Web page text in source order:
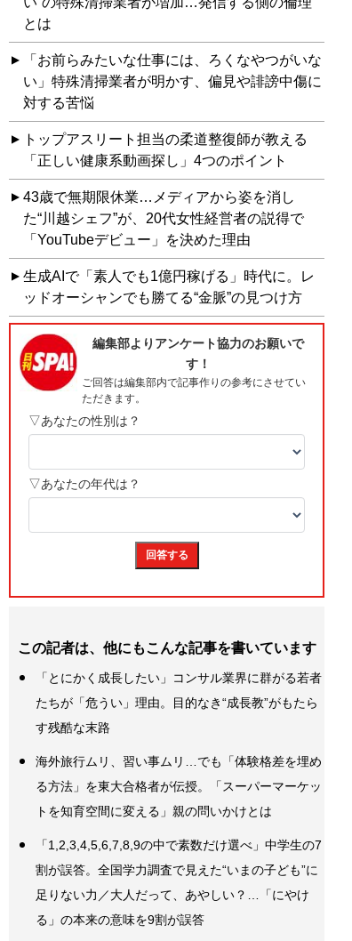
とは
「お前らみたいな仕事には、ろくなやつがいな
い」特殊清掃業者が明かす、偏見や誹謗中傷に
対する苦悩
トップアスリート担当の柔道整復師が教える
「正しい健康系動画探し」4つのポイント
43歳で無期限休業…メディアから姿を消し
た“川越シェフ”が、20代女性経営者の説得で
「YouTubeデビュー」を決めた理由
生成AIで「素人でも1億円稼げる」時代に。レ
ッドオーシャンでも勝てる“金脈”の見つけ方
この記者は、他にもこんな記事を書いています
「とにかく成長したい」コンサル業界に群がる若者
たちが「危うい」理由。目的なき“成長教”がもたら
す残酷な末路
海外旅行ムリ、習い事ムリ…でも「体験格差を埋め
る方法」を東大合格者が伝授。「スーパーマーケッ
トを知育空間に変える」親の問いかけとは
「1,2,3,4,5,6,7,8,9の中で素数だけ選べ」中学生の7
割が誤答。全国学力調査で見えた“いまの子ども”に
足りない力／大人だって、あやしい？…「にやけ
る」の本来の意味を9割が誤答